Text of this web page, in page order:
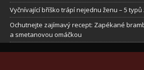
Vyčnívající bříško trápí nejednu ženu – 5
Ochutnejte zajímavý recept: Zapékané
a smetanovou omáčkou